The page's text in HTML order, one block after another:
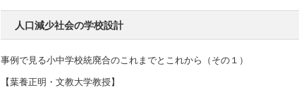
人口減少社会の学校設計
事例で見る小中学校統廃合のこれまでとこれから（その１）
【葉養正明・文教大学教授】